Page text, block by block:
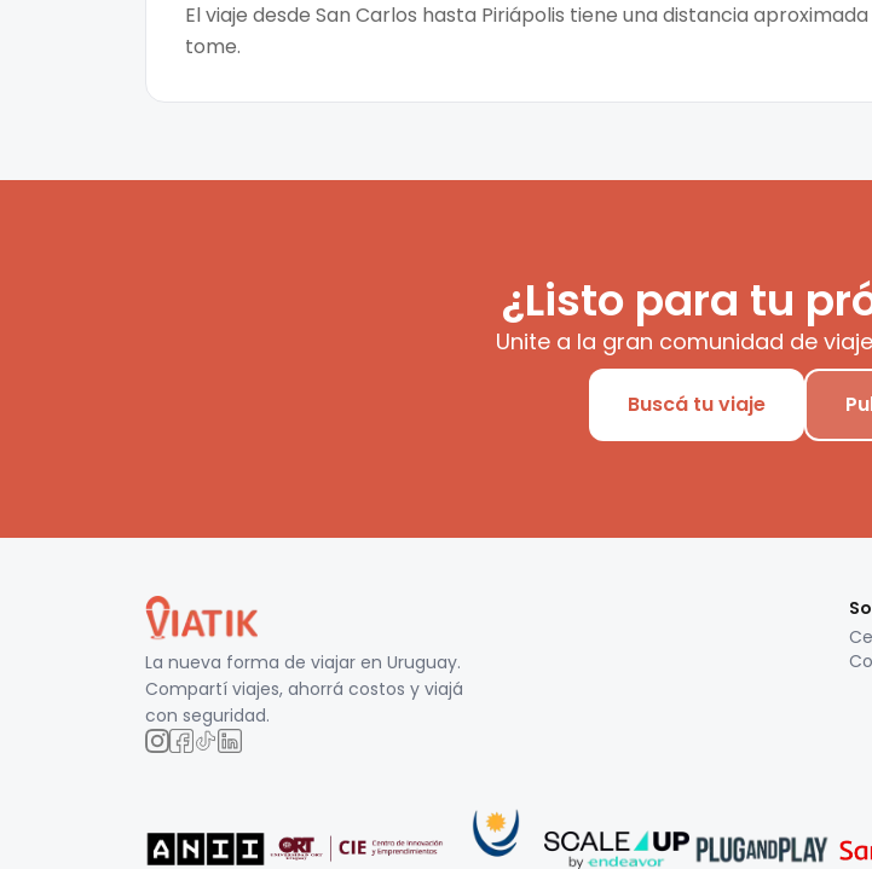
El viaje desde San Carlos hasta Piriápolis tiene una distancia
tome.
¿Listo para tu
Unite a la gran comunidad de
Buscá tu viaje
La nueva forma de viajar en Uruguay.
Compartí viajes, ahorrá costos y viajá
con seguridad.